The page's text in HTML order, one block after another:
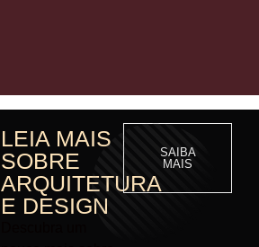
LEIA MAIS
SOBRE
ARQUITETURA
E DESIGN
SAIBA
MAIS